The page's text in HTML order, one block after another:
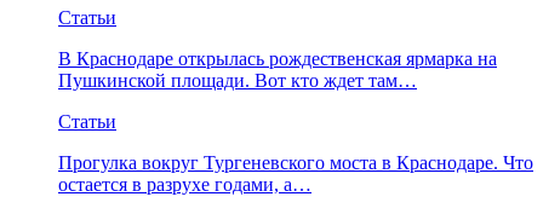
Статьи
В Краснодаре открылась рождественская ярмарка на
Пушкинской площади. Вот кто ждет там…
Статьи
Прогулка вокруг Тургеневского моста в Краснодаре. Что
остается в разрухе годами, а…